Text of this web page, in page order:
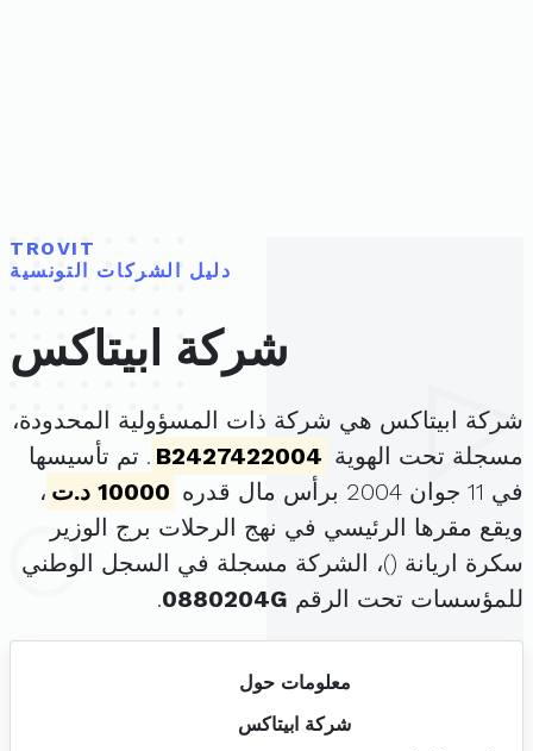
TROVIT
دليل الشركات التونسية
شركة ابيتاكس
شركة ابيتاكس هي شركة ذات المسؤولية المحدودة،
مسجلة تحت الهوية B2427422004 . تم تأسيسها
في 11 جوان 2004 برأس مال قدره
10000 د.ت
،
ويقع مقرها الرئيسي في نهج الرحلات برج الوزير
سكرة اريانة ()، الشركة مسجلة في السجل الوطني
للمؤسسات تحت الرقم 0880204G
.
معلومات حول
شركة ابيتاكس